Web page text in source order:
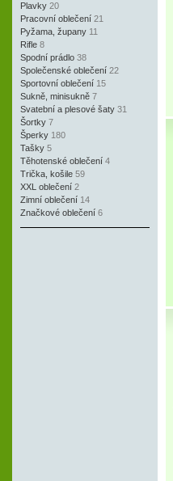
Plavky 20
Pracovní oblečení 21
Pyžama, župany 11
Rifle 8
Spodní prádlo 38
Společenské oblečení 22
Sportovní oblečení 15
Sukně, minisukně 7
Svatební a plesové šaty 31
Šortky 7
Šperky 180
Tašky 5
Těhotenské oblečení 4
Trička, košile 59
XXL oblečení 2
Zimní oblečení 14
Značkové oblečení 6